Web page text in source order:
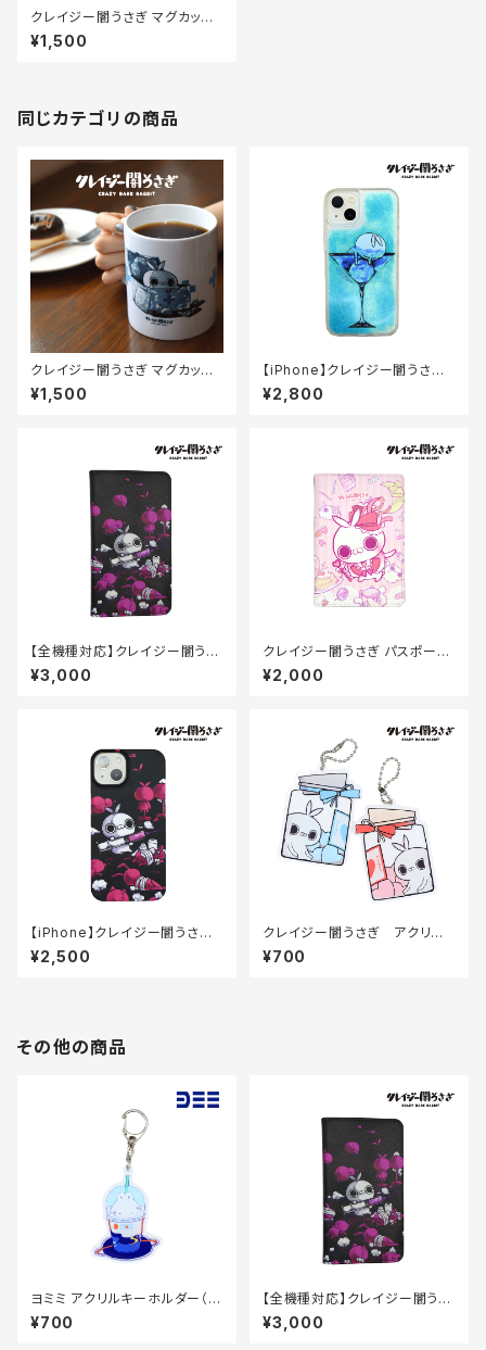
クレイジー闇うさぎ マグカップ
（社畜）
¥1,500
同じカテゴリの商品
クレイジー闇うさぎ マグカップ
（お薬）
¥1,500
【iPhone】クレイジー闇うさぎ
グリッターケース（BlueMoon）
¥2,800
【全機種対応】クレイジー闇うさ
ぎ スマホ手帳ケース（キセカエ
ピンク）
¥3,000
クレイジー闇うさぎ パスポート
ケース
¥2,000
【iPhone】クレイジー闇うさぎ
マットコートケース（キセカエピ
ンク）
¥2,500
クレイジー闇うさぎ アクリル
キーホルダー（瓶づめ）70×70
mm
¥700
その他の商品
ヨミミ アクリルキーホルダー（ド
リンク）70×70mm
¥700
【全機種対応】クレイジー闇うさ
ぎ スマホ手帳ケース（キセカエ
ピンク）
¥3,000